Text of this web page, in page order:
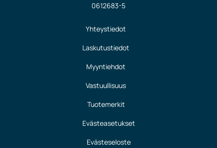
0612683-5
Yhteystiedot
Laskutustiedot
Myyntiehdot
Vastuullisuus
Tuotemerkit
Evästeasetukset
Evästeseloste